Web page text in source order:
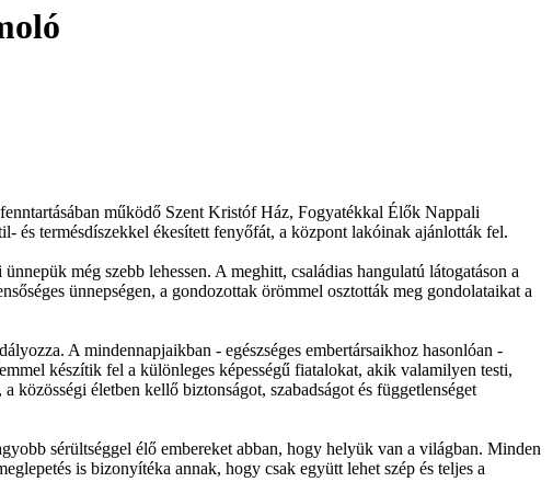
működő Szent Kristóf Ház, Fogyatékkal Élők Nappali
és termésdíszekkel ékesített fenyőfát, a központ lakóinak ajánlották fel.
még szebb lehessen. A meghitt, családias hangulatú látogatáson a
ünnepségen, a gondozottak örömmel osztották meg gondolataikat a
A mindennapjaikban - egészséges embertársaikhoz hasonlóan -
készítik fel a különleges képességű fiatalokat, akik valamilyen testi,
életben kellő biztonságot, szabadságot és függetlenséget
sérültséggel élő embereket abban, hogy helyük van a világban. Minden
is bizonyítéka annak, hogy csak együtt lehet szép és teljes a